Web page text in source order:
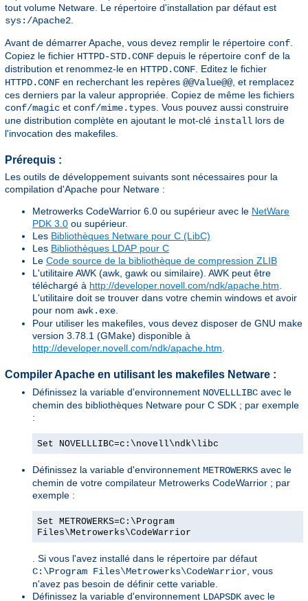
tout volume Netware. Le répertoire d'installation par défaut est
sys:/Apache2.
Avant de démarrer Apache, vous devez remplir le répertoire conf.
Copiez le fichier HTTPD-STD.CONF depuis le répertoire conf de la
distribution et renommez-le en HTTPD.CONF. Editez le fichier
HTTPD.CONF en recherchant les repères @@Value@@, et remplacez
ces derniers par la valeur appropriée. Copiez de même les fichiers
conf/magic et conf/mime.types. Vous pouvez aussi construire
une distribution complète en ajoutant le mot-clé install lors de
l'invocation des makefiles.
Prérequis :
Les outils de développement suivants sont nécessaires pour la
compilation d'Apache pour Netware :
Metrowerks CodeWarrior 6.0 ou supérieur avec le NetWare
PDK 3.0 ou supérieur.
Les Bibliothèques Netware pour C (LibC)
Les Bibliothèques LDAP pour C
Le Code source de la bibliothèque de compression ZLIB
L'utilitaire AWK (awk, gawk ou similaire). AWK peut être
téléchargé à http://developer.novell.com/ndk/apache.htm.
L'utilitaire doit se trouver dans votre chemin windows et avoir
pour nom awk.exe.
Pour utiliser les makefiles, vous devez disposer de GNU make
version 3.78.1 (GMake) disponible à
http://developer.novell.com/ndk/apache.htm.
Compiler Apache en utilisant les makefiles Netware :
Définissez la variable d'environnement NOVELLLIBC avec le
chemin des bibliothèques Netware pour C SDK ; par exemple
:
Set NOVELLLIBC=c:\novell\ndk\libc
Définissez la variable d'environnement METROWERKS avec le
chemin de votre compilateur Metrowerks CodeWarrior ; par
exemple :
Set METROWERKS=C:\Program
Files\Metrowerks\CodeWarrior
. Si vous l'avez installé dans le répertoire par défaut
C:\Program Files\Metrowerks\CodeWarrior , vous
n'avez pas besoin de définir cette variable.
Définissez la variable d'environnement LDAPSDK avec le